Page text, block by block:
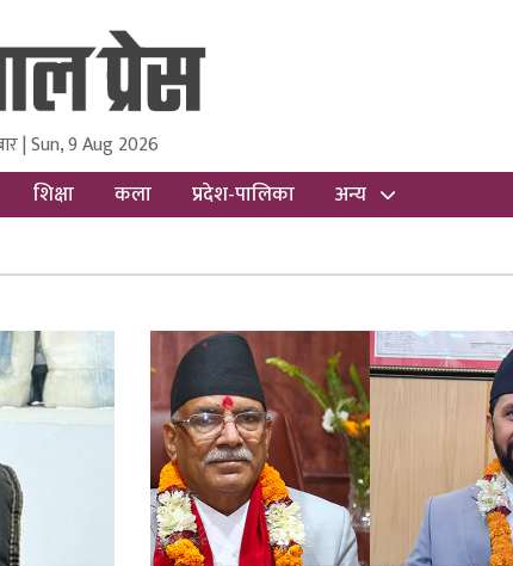
Research Pvt Ltd.
| Sun, 9 Aug 2026
शिक्षा कला प्रदेश-पालिका अन्य